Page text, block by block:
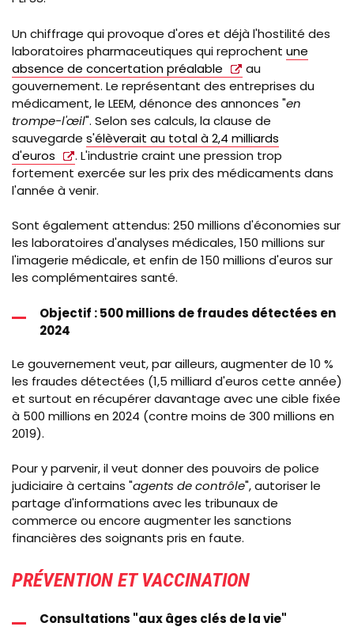
Un chiffrage qui provoque d'ores et déjà l'hostilité des
laboratoires pharmaceutiques qui reprochent une
absence de concertation préalable
au
gouvernement. Le représentant des entreprises du
médicament, le LEEM, dénonce des annonces "en
trompe-l'œil". Selon ses calculs, la clause de
sauvegarde s'élèverait au total à 2,4 milliards
d'euros
. L'industrie craint une pression trop
fortement exercée sur les prix des médicaments dans
l'année à venir.
Sont également attendus: 250 millions d'économies sur
les laboratoires d'analyses médicales, 150 millions sur
l'imagerie médicale, et enfin de 150 millions d'euros sur
les complémentaires santé.
Objectif : 500 millions de fraudes détectées en
2024
Le gouvernement veut, par ailleurs, augmenter de 10 %
les fraudes détectées (1,5 milliard d'euros cette année)
et surtout en récupérer davantage avec une cible fixée
à 500 millions en 2024 (contre moins de 300 millions en
2019).
Pour y parvenir, il veut donner des pouvoirs de police
judiciaire à certains "agents de contrôle", autoriser le
partage d'informations avec les tribunaux de
commerce ou encore augmenter les sanctions
financières des soignants pris en faute.
PRÉVENTION ET VACCINATION
Consultations "aux âges clés de la vie"